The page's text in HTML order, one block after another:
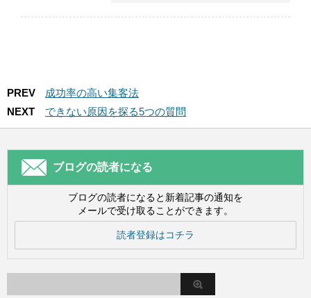
PREV
成功率の高い集客法
NEXT
できない原因を探る5つの質問
ブログの読者になる
ブログの読者になると新着記事の通知を
メールで受け取ることができます。
読者登録はコチラ